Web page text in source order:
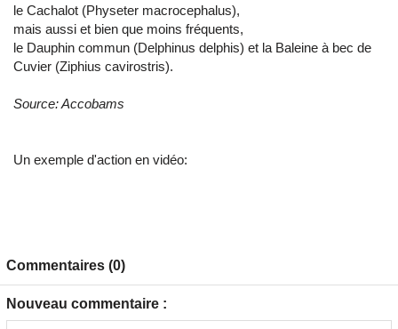
le Cachalot (Physeter macrocephalus),
mais aussi et bien que moins fréquents,
le Dauphin commun (Delphinus delphis) et la Baleine à bec de
Cuvier (Ziphius cavirostris).
Source: Accobams
Un exemple d'action en vidéo:
Commentaires (0)
Nouveau commentaire :